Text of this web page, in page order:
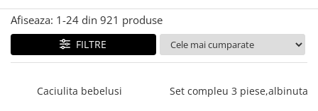
Bluze, pieptarase, mentite
Veste bebe
Rochite bebeluse
Ciorapi
Bluze, pieptarase, mentite
Veste bebe
Ciorapi
Pantaloni de exterior
Cos depozitare jucarii
Articole mamici
Jocuri educative si de societate
Jucarii tip Montessori
Masinute electrice
Mingii
Adidasi
Incaltaminte de panza
Afiseaza: 1-24 din 921 produse
FILTRE
Caciulita bebelusi Set compleu 3 piese,albinuta